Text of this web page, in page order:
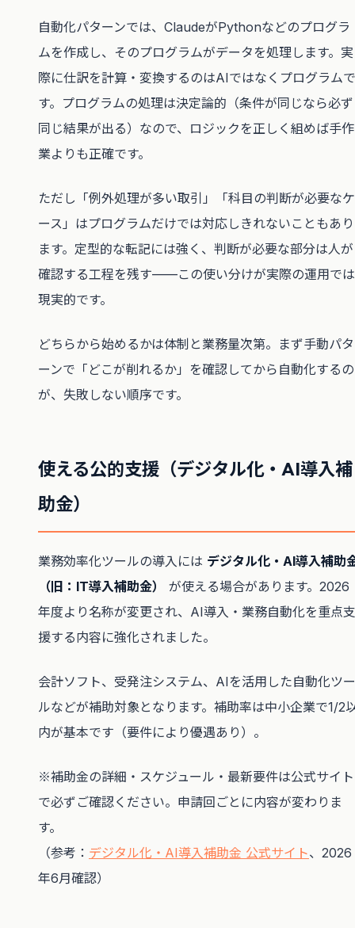
自動化パターンでは、ClaudeがPythonなどのプログラ
ムを作成し、そのプログラムがデータを処理します。実
際に仕訳を計算・変換するのはAIではなくプログラムで
す。プログラムの処理は決定論的（条件が同じなら必ず
同じ結果が出る）なので、ロジックを正しく組めば手作
業よりも正確です。
ただし「例外処理が多い取引」「科目の判断が必要なケ
ース」はプログラムだけでは対応しきれないこともあり
ます。定型的な転記には強く、判断が必要な部分は人が
確認する工程を残す——この使い分けが実際の運用では
現実的です。
どちらから始めるかは体制と業務量次第。まず手動パタ
ーンで「どこが削れるか」を確認してから自動化するの
が、失敗しない順序です。
使える公的支援（デジタル化・AI導入補
助金）
業務効率化ツールの導入には デジタル化・AI導入補助
（旧：IT導入補助金）
が使える場合があります。2026
年度より名称が変更され、AI導入・業務自動化を重点支
援する内容に強化されました。
会計ソフト、受発注システム、AIを活用した自動化ツー
ルなどが補助対象となります。補助率は中小企業で1/2
内が基本です（要件により優遇あり）。
※補助金の詳細・スケジュール・最新要件は公式サイト
で必ずご確認ください。申請回ごとに内容が変わりま
す。
（参考： デジタル化・AI導入補助金 公式サイト、2026
年6月確認）